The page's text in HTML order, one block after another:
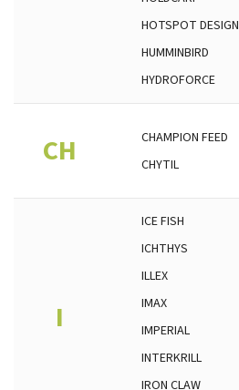
HOTSPOT DESIGN
HUMMINBIRD
HYDROFORCE
CH
CHAMPION FEED
CHYTIL
I
ICE FISH
ICHTHYS
ILLEX
IMAX
IMPERIAL
INTERKRILL
IRON CLAW